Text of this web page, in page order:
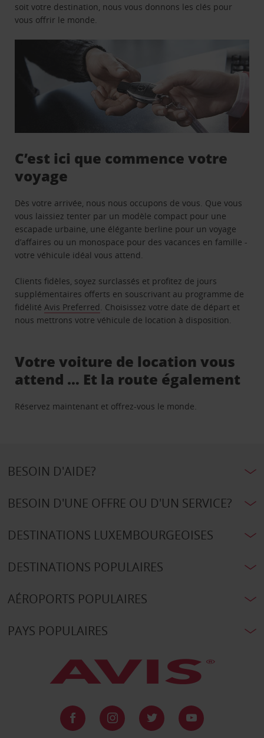
soit votre destination, nous vous donnons les clés pour
vous offrir le monde.
C’est ici que commence votre
voyage
Dès votre arrivée, nous nous occupons de vous. Que vous
vous laissiez tenter par un modèle compact pour une
escapade urbaine, une élégante berline pour un voyage
d’affaires ou un monospace pour des vacances en famille -
votre véhicule idéal vous attend.
Clients fidèles, soyez surclassés et profitez de jours
supplémentaires offerts en souscrivant au programme de
fidélitéAvis Preferred. Choisissez votre date de départ et
nous mettrons votre véhicule de location à disposition.
Votre voiture de location vous
attend … Et la route également
Réservez maintenant et offrez-vous le monde.
BESOIN D'AIDE?
BESOIN D'UNE OFFRE OU D'UN SERVICE?
DESTINATIONS LUXEMBOURGEOISES
DESTINATIONS POPULAIRES
AÉROPORTS POPULAIRES
PAYS POPULAIRES